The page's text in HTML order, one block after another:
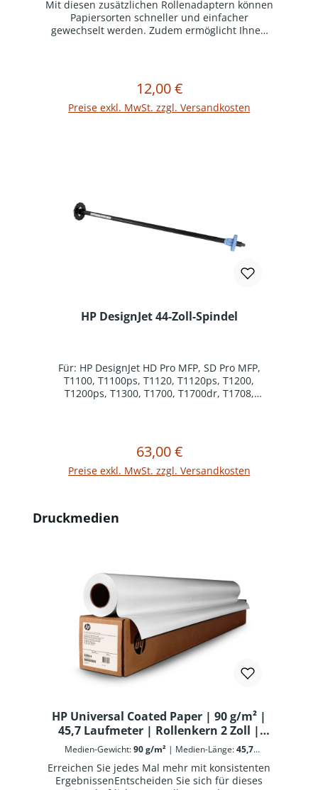
Mit diesen zusätzlichen Rollenadaptern können
Papiersorten schneller und einfacher
gewechselt werden. Zudem ermöglicht Ihnen
Regulärer Preis:
12,00 €
Preise exkl. MwSt. zzgl. Versandkosten
In den Warenkorb
HP DesignJet 44-Zoll-Spindel
Für: HP DesignJet HD Pro MFP, SD Pro MFP,
T1100, T1100ps, T1120, T1120ps, T1200,
T1200ps, T1300, T1700, T1700dr, T1708,
Regulärer Preis:
63,00 €
Preise exkl. MwSt. zzgl. Versandkosten
Produktgalerie überspringen
Druckmedien
HP Universal Coated Paper | 90 g/m² |
45,7 Laufmeter | Rollenkern 2 Zoll |
Verpackungseinheit 1 Stk.
Medien-Gewicht:90 g/m² | Medien-Länge:45,7
Rollenkern:2 Zoll | 5,08 cm
Erreichen Sie jedes Mal mehr mit konsistenten
ErgebnissenEntscheiden Sie sich für dieses